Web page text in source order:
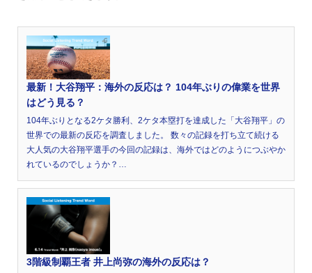
最新！大谷翔平：海外の反応は？ 104年ぶりの偉業を世界
はどう見る？
104年ぶりとなる2ケタ勝利、2ケタ本塁打を達成した「大谷翔平」の
世界での最新の反応を調査しました。 数々の記録を打ち立て続ける
大人気の大谷翔平選手の今回の記録は、海外ではどのようにつぶやか
れているのでしょうか？…
3階級制覇王者 井上尚弥の海外の反応は？